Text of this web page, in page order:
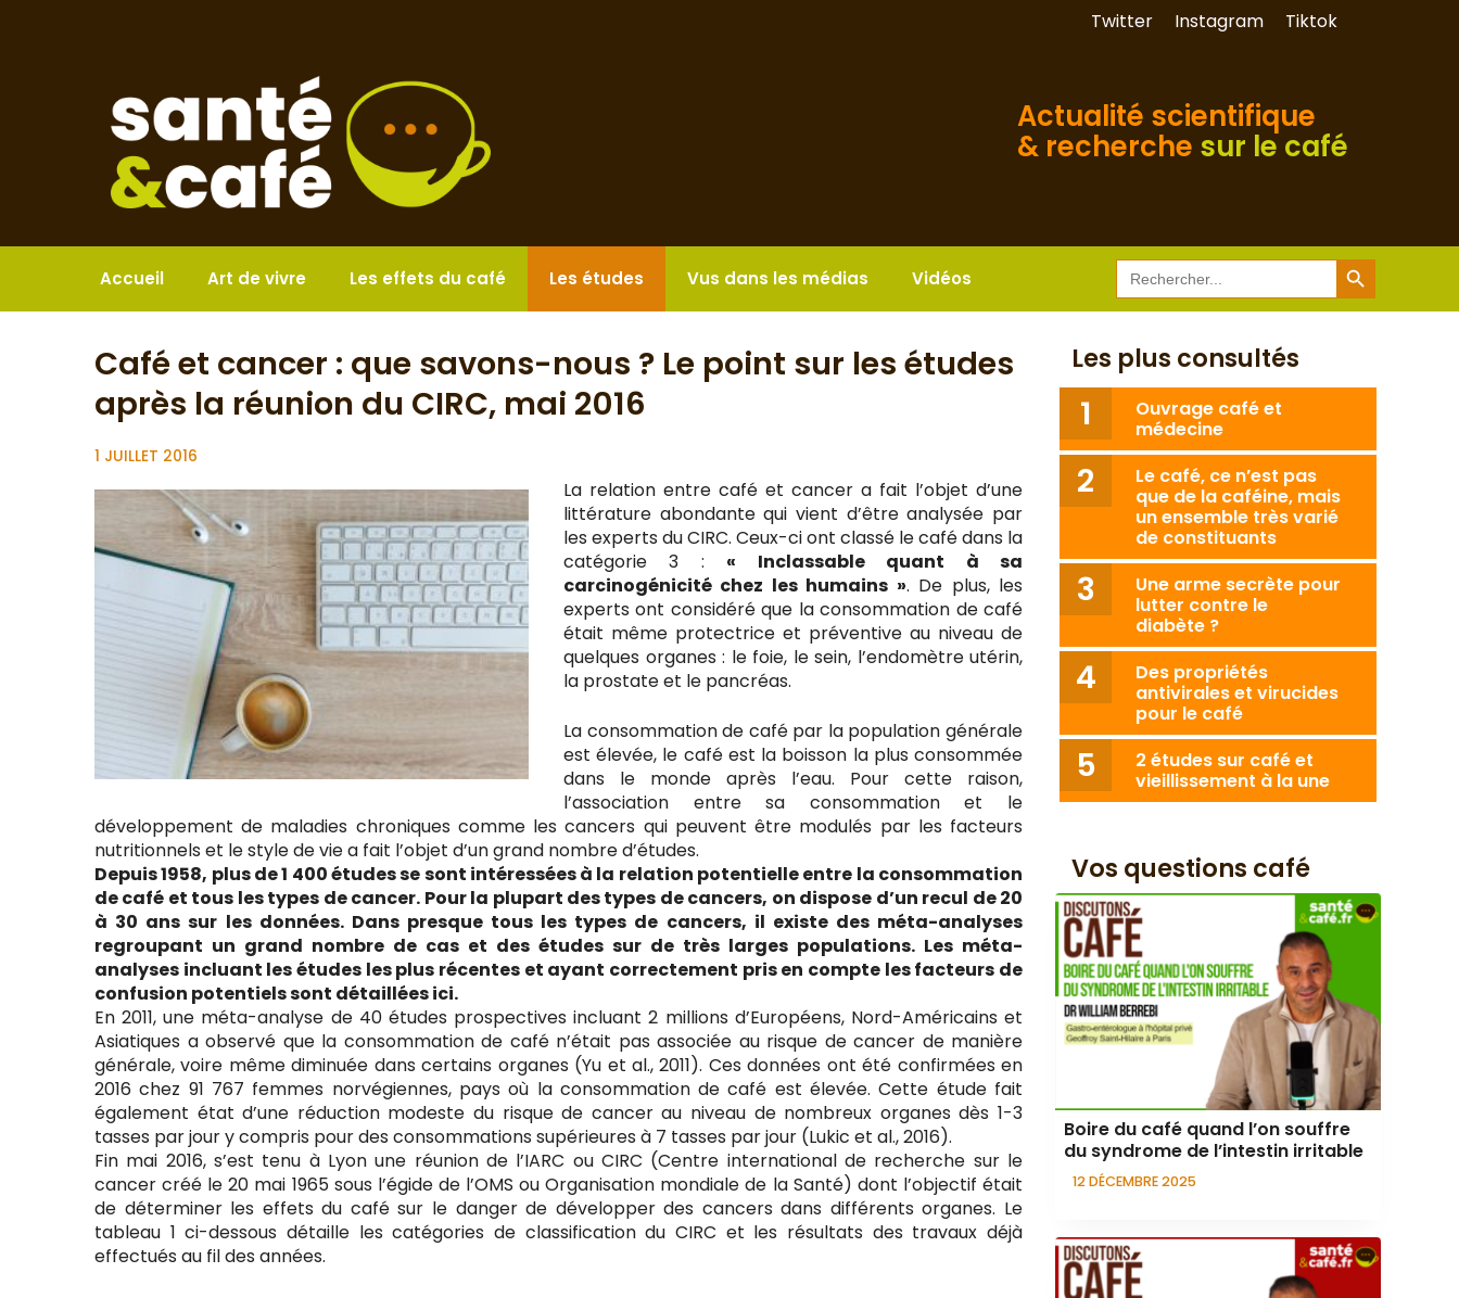
Twitter Instagram Tiktok
Actualité scientifique
& recherche sur le café
Accueil Art de vivre Les effets du café Les études Vus dans les médias Vidéos Search
for:
Search Button
Café et cancer : que savons-nous ? Le point sur les études
après la réunion du CIRC, mai 2016
1 JUILLET 2016
La relation entre café et cancer a fait l’objet d’une
littérature abondante qui vient d’être analysée par
les experts du CIRC. Ceux-ci ont classé le café dans la
catégorie 3 : « Inclassable quant à sa
carcinogénicité chez les humains ». De plus, les
experts ont considéré que la consommation de café
était même protectrice et préventive au niveau de
quelques organes : le foie, le sein, l’endomètre utérin,
la prostate et le pancréas.
La consommation de café par la population générale
est élevée, le café est la boisson la plus consommée
dans le monde après l’eau. Pour cette raison,
l’association entre sa consommation et le
développement de maladies chroniques comme les cancers qui peuvent être modulés par les facteurs
nutritionnels et le style de vie a fait l’objet d’un grand nombre d’études.
Depuis 1958, plus de 1 400 études se sont intéressées à la relation potentielle entre la consommation
de café et tous les types de cancer. Pour la plupart des types de cancers, on dispose d’un recul de 20
à 30 ans sur les données. Dans presque tous les types de cancers, il existe des méta-analyses
regroupant un grand nombre de cas et des études sur de très larges populations. Les méta-
analyses incluant les études les plus récentes et ayant correctement pris en compte les facteurs de
confusion potentiels sont détaillées ici.
En 2011, une méta-analyse de 40 études prospectives incluant 2 millions d’Européens, Nord-Américains et
Asiatiques a observé que la consommation de café n’était pas associée au risque de cancer de manière
générale, voire même diminuée dans certains organes (Yu et al., 2011). Ces données ont été confirmées en
2016 chez 91 767 femmes norvégiennes, pays où la consommation de café est élevée. Cette étude fait
également état d’une réduction modeste du risque de cancer au niveau de nombreux organes dès 1-3
tasses par jour y compris pour des consommations supérieures à 7 tasses par jour (Lukic et al., 2016).
Fin mai 2016, s’est tenu à Lyon une réunion de l’IARC ou CIRC (Centre international de recherche sur le
cancer créé le 20 mai 1965 sous l’égide de l’OMS ou Organisation mondiale de la Santé) dont l’objectif était
de déterminer les effets du café sur le danger de développer des cancers dans différents organes. Le
tableau 1 ci-dessous détaille les catégories de classification du CIRC et les résultats des travaux déjà
effectués au fil des années.
Les plus consultés
Ouvrage café et
médecine
Le café, ce n’est pas
que de la caféine, mais
un ensemble très varié
de constituants
Une arme secrète pour
lutter contre le
diabète ?
Des propriétés
antivirales et virucides
pour le café
2 études sur café et
vieillissement à la une
Vos questions café
Boire du café quand l’on souffre
du syndrome de l’intestin irritable
12 DÉCEMBRE 2025